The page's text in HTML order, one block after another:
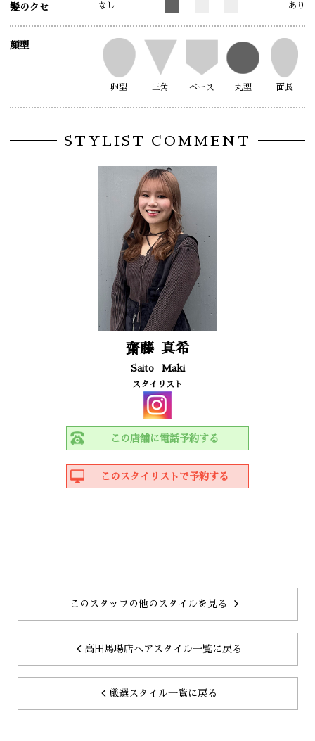
髪のクセ なし あり
顔型
卵型 三角 ベース 丸型 面長
STYLIST COMMENT
齋藤 真希
Saito Maki
スタイリスト
この店舗に電話予約する
このスタイリストで予約する
このスタッフの他のスタイルを見る
高田馬場店ヘアスタイル一覧に戻る
厳選スタイル一覧に戻る